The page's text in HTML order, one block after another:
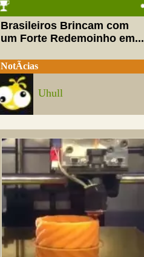
Brasileiros Brincam com
um Forte Redemoinho em...
NotÃ­cias
Uhull